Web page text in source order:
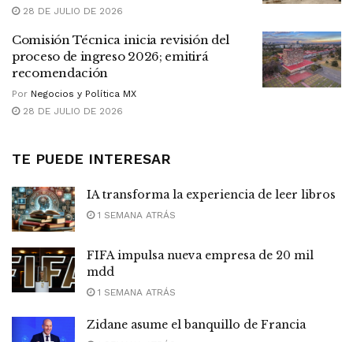
28 DE JULIO DE 2026
Comisión Técnica inicia revisión del
proceso de ingreso 2026; emitirá
recomendación
Por Negocios y Política MX
28 DE JULIO DE 2026
TE PUEDE INTERESAR
IA transforma la experiencia de leer libros
1 SEMANA ATRÁS
FIFA impulsa nueva empresa de 20 mil
mdd
1 SEMANA ATRÁS
Zidane asume el banquillo de Francia